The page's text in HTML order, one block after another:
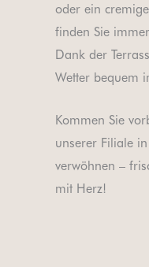
oder ein
finden Sie
Dank der
Wetter bequem
Kommen Sie
unserer Filiale
verwöhnen –
mit Herz!